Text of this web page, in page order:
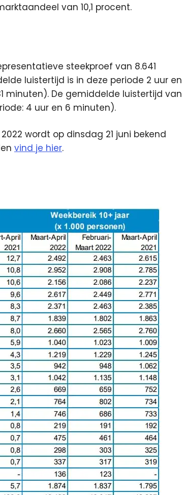
van 10,1 procent.
steekproef van 8.641
luistertijd is in deze periode 2 uur en
minuten). De gemiddelde luistertijd van
4 uur en 6 minuten).
wordt op dinsdag 21 juni bekend
vind je hier.